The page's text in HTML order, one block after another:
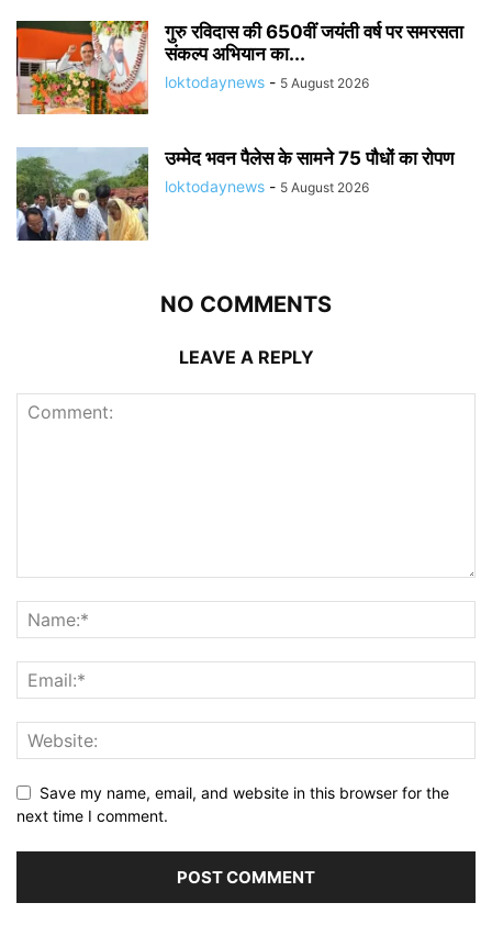
गुरु रविदास की 650वीं जयंती वर्ष पर समरसता
संकल्प अभियान का...
loktodaynews - 5 August 2026
उम्मेद भवन पैलेस के सामने 75 पौधों का रोपण
loktodaynews - 5 August 2026
NO COMMENTS
LEAVE A REPLY
Save my name, email, and website in this browser for the
next time I comment.